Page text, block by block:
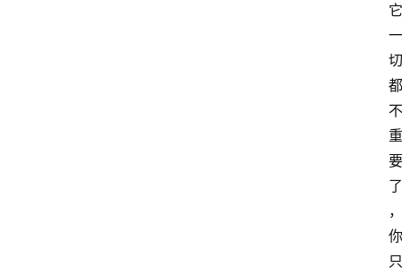
它
一
切
都
不
重
要
了
，
你
只